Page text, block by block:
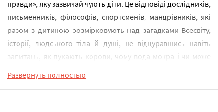
правди», яку зазвичай чують діти. Це відповіді дослідників,
письменників, філософів, спортсменів, мандрівників, які
разом з дитиною розмірковують над загадками Всесвіту,
історії, людського тіла й душі, не відцуравшись навіть
запитань, як пукають корови, чому вода мокра і чи може
Развернуть полностью